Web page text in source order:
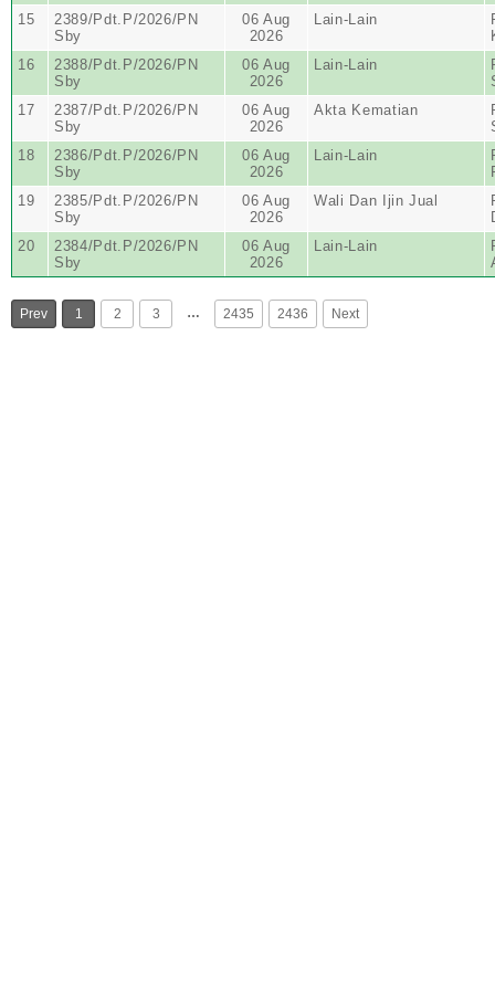
15
2389/Pdt.P/2026/PN
Sby
06 Aug
2026
Lain-Lain
16
2388/Pdt.P/2026/PN
Sby
06 Aug
2026
Lain-Lain
17
2387/Pdt.P/2026/PN
Sby
06 Aug
2026
Akta Kematian
18
2386/Pdt.P/2026/PN
Sby
06 Aug
2026
Lain-Lain
19
2385/Pdt.P/2026/PN
Sby
06 Aug
2026
Wali Dan Ijin Jual
20
2384/Pdt.P/2026/PN
Sby
06 Aug
2026
Lain-Lain
Prev 1 2 3 … 2435 2436 Next